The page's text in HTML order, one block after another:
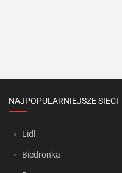
NAJPOPULARNIEJSZE SIECI
Lidl
Biedronka